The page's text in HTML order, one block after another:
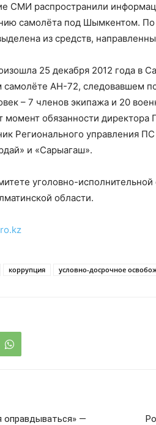
СМИ распространили
самолёта под Шымкентом. По
из средств,
25 декабря 2012 года в
самолёте АН-72, следовавшем
– 7 членов экипажа и 20
момент обязанности
Регионального управления
и «Сарыагаш».
уголовно-
области.
коррупция условно-досрочное
оправдываться» —